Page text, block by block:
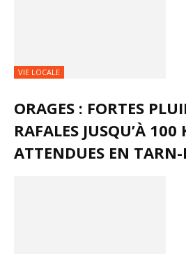
VIE LOCALE
ORAGES : FORTES
RAFALES JUSQU’À
ATTENDUES EN